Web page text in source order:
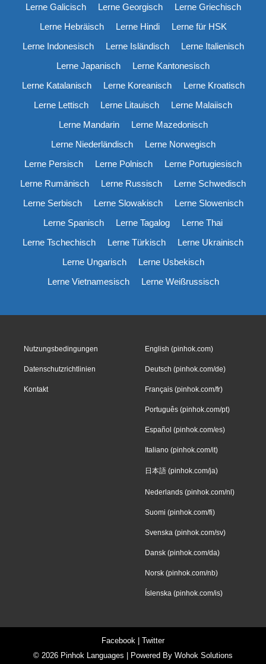
Lerne Galicisch
Lerne Georgisch
Lerne Griechisch
Lerne Hebräisch
Lerne Hindi
Lerne für HSK
Lerne Indonesisch
Lerne Isländisch
Lerne Italienisch
Lerne Japanisch
Lerne Kantonesisch
Lerne Katalanisch
Lerne Koreanisch
Lerne Kroatisch
Lerne Lettisch
Lerne Litauisch
Lerne Malaiisch
Lerne Mandarin
Lerne Mazedonisch
Lerne Niederländisch
Lerne Norwegisch
Lerne Persisch
Lerne Polnisch
Lerne Portugiesisch
Lerne Rumänisch
Lerne Russisch
Lerne Schwedisch
Lerne Serbisch
Lerne Slowakisch
Lerne Slowenisch
Lerne Spanisch
Lerne Tagalog
Lerne Thai
Lerne Tschechisch
Lerne Türkisch
Lerne Ukrainisch
Lerne Ungarisch
Lerne Usbekisch
Lerne Vietnamesisch
Lerne Weißrussisch
Nutzungsbedingungen
Datenschutzrichtlinien
Kontakt
English (pinhok.com)
Deutsch (pinhok.com/de)
Français (pinhok.com/fr)
Português (pinhok.com/pt)
Español (pinhok.com/es)
Italiano (pinhok.com/it)
日本語 (pinhok.com/ja)
Nederlands (pinhok.com/nl)
Suomi (pinhok.com/fi)
Svenska (pinhok.com/sv)
Dansk (pinhok.com/da)
Norsk (pinhok.com/nb)
Íslenska (pinhok.com/is)
Facebook
Twitter
© 2026 Pinhok Languages | Powered By Wohok Solutions